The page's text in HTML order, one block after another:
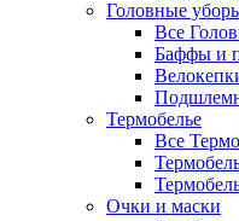
Головные
Все
Баффы и
Термобелье
Все
Очки и маски